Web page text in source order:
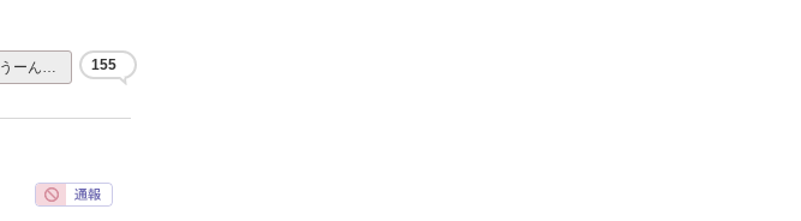
うーん… 155